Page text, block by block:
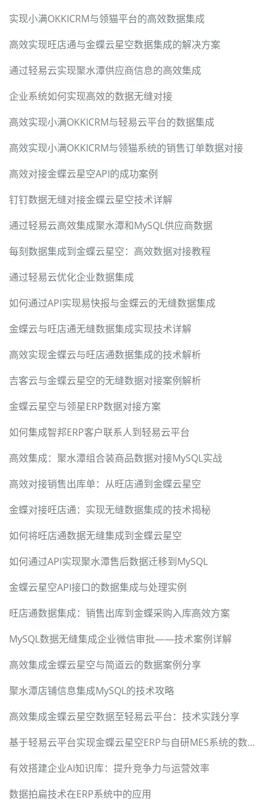
实现小满OKKICRM与领猫平台的高效数据集成
高效实现旺店通与金蝶云星空数据集成的解决方案
通过轻易云实现聚水潭供应商信息的高效集成
企业系统如何实现高效的数据无缝对接
高效实现小满OKKICRM与轻易云平台的数据集成
高效实现小满OKKICRM与领猫系统的销售订单数据对接
高效对接金蝶云星空API的成功案例
钉钉数据无缝对接金蝶云星空技术详解
通过轻易云高效集成聚水潭和MySQL供应商数据
每刻数据集成到金蝶云星空：高效数据对接教程
通过轻易云优化企业数据集成
如何通过API实现易快报与金蝶云的无缝数据集成
金蝶云与旺店通无缝数据集成实现技术详解
高效实现金蝶云与旺店通数据集成的技术解析
吉客云与金蝶云星空的无缝数据对接案例解析
金蝶云星空与领星ERP数据对接方案
如何集成智邦ERP客户联系人到轻易云平台
高效集成：聚水潭组合装商品数据对接MySQL实战
高效对接销售出库单：从旺店通到金蝶云星空
金蝶对接旺店通：实现无缝数据集成的技术揭秘
如何将旺店通数据无缝集成到金蝶云星空
如何通过API实现聚水潭售后数据迁移到MySQL
金蝶云星空API接口的数据集成与处理实例
旺店通数据集成：销售出库到金蝶采购入库高效方案
MySQL数据无缝集成企业微信审批——技术案例详解
高效集成金蝶云星空与简道云的数据案例分享
聚水潭店铺信息集成MySQL的技术攻略
高效集成金蝶云星空数据至轻易云平台：技术实践分享
基于轻易云平台实现金蝶云星空ERP与自研MES系统的数据集成
有效搭建企业AI知识库：提升竞争力与运营效率
数据拍扁技术在ERP系统中的应用